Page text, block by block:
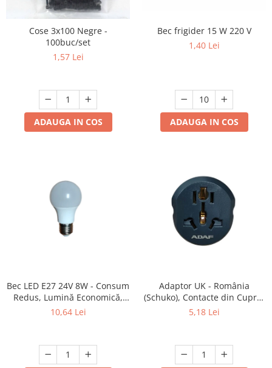
Lampi solare
Corpuri de iluminat
Spoturi LED
Proiectoare LED
Corpuri stradale
Veioze/Lămpi/lampa de veghe
Lustre
Spoturi led pe sina
Alimentatoare/Drivere
Cose 3x100 Negre -
100buc/set
1,57 Lei
ADAUGA IN COS
Bec frigider 15 W 220 V
1,40 Lei
ADAUGA IN COS
Bec LED E27 24V 8W - Consum
Redus, Lumină Economică,
Durată Lungă de Viață
10,64 Lei
Adaptor UK - România
(Schuko), Contacte din Cupru,
Culoare Gri, ADAF
5,18 Lei